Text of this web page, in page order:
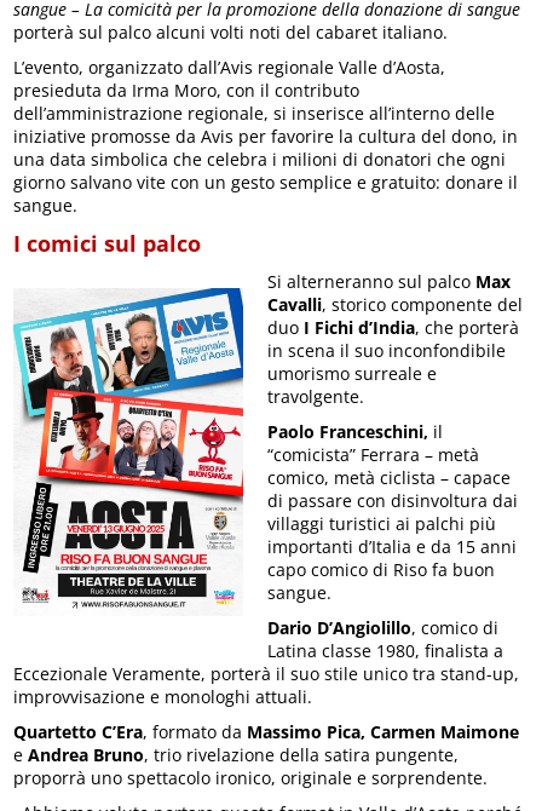
sangue – La comicità per la promozione della donazione di sangue
porterà sul palco alcuni volti noti del cabaret italiano.
L’evento, organizzato dall’Avis regionale Valle d’Aosta,
presieduta da Irma Moro, con il contributo
dell’amministrazione regionale, si inserisce all’interno delle
iniziative promosse da Avis per favorire la cultura del dono, in
una data simbolica che celebra i milioni di donatori che ogni
giorno salvano vite con un gesto semplice e gratuito: donare il
sangue.
I comici sul palco
Si alterneranno sul palco Max
Cavalli, storico componente del
duo I Fichi d’India, che porterà
in scena il suo inconfondibile
umorismo surreale e
travolgente.
Paolo Franceschini, il
“comicista” Ferrara – metà
comico, metà ciclista – capace
di passare con disinvoltura dai
villaggi turistici ai palchi più
importanti d’Italia e da 15 anni
capo comico di Riso fa buon
sangue.
Dario D’Angiolillo, comico di
Latina classe 1980, finalista a
Eccezionale Veramente, porterà il suo stile unico tra stand-up,
improvvisazione e monologhi attuali.
Quartetto C’Era, formato da Massimo Pica, Carmen Maimone
eAndrea Bruno, trio rivelazione della satira pungente,
proporrà uno spettacolo ironico, originale e sorprendente.